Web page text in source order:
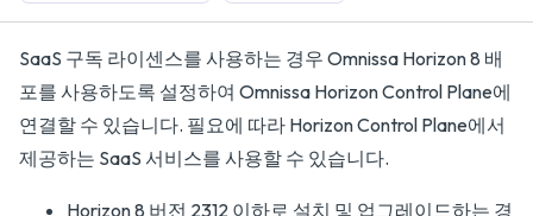
SaaS 구독 라이센스를 사용하는 경우 Omnissa Horizon 8 배
포를 사용하도록 설정하여 Omnissa Horizon Control Plane에
연결할 수 있습니다. 필요에 따라 Horizon Control Plane에서
제공하는 SaaS 서비스를 사용할 수 있습니다.
Horizon 8 버전 2312 이하로 설치 및 업그레이드하는 경